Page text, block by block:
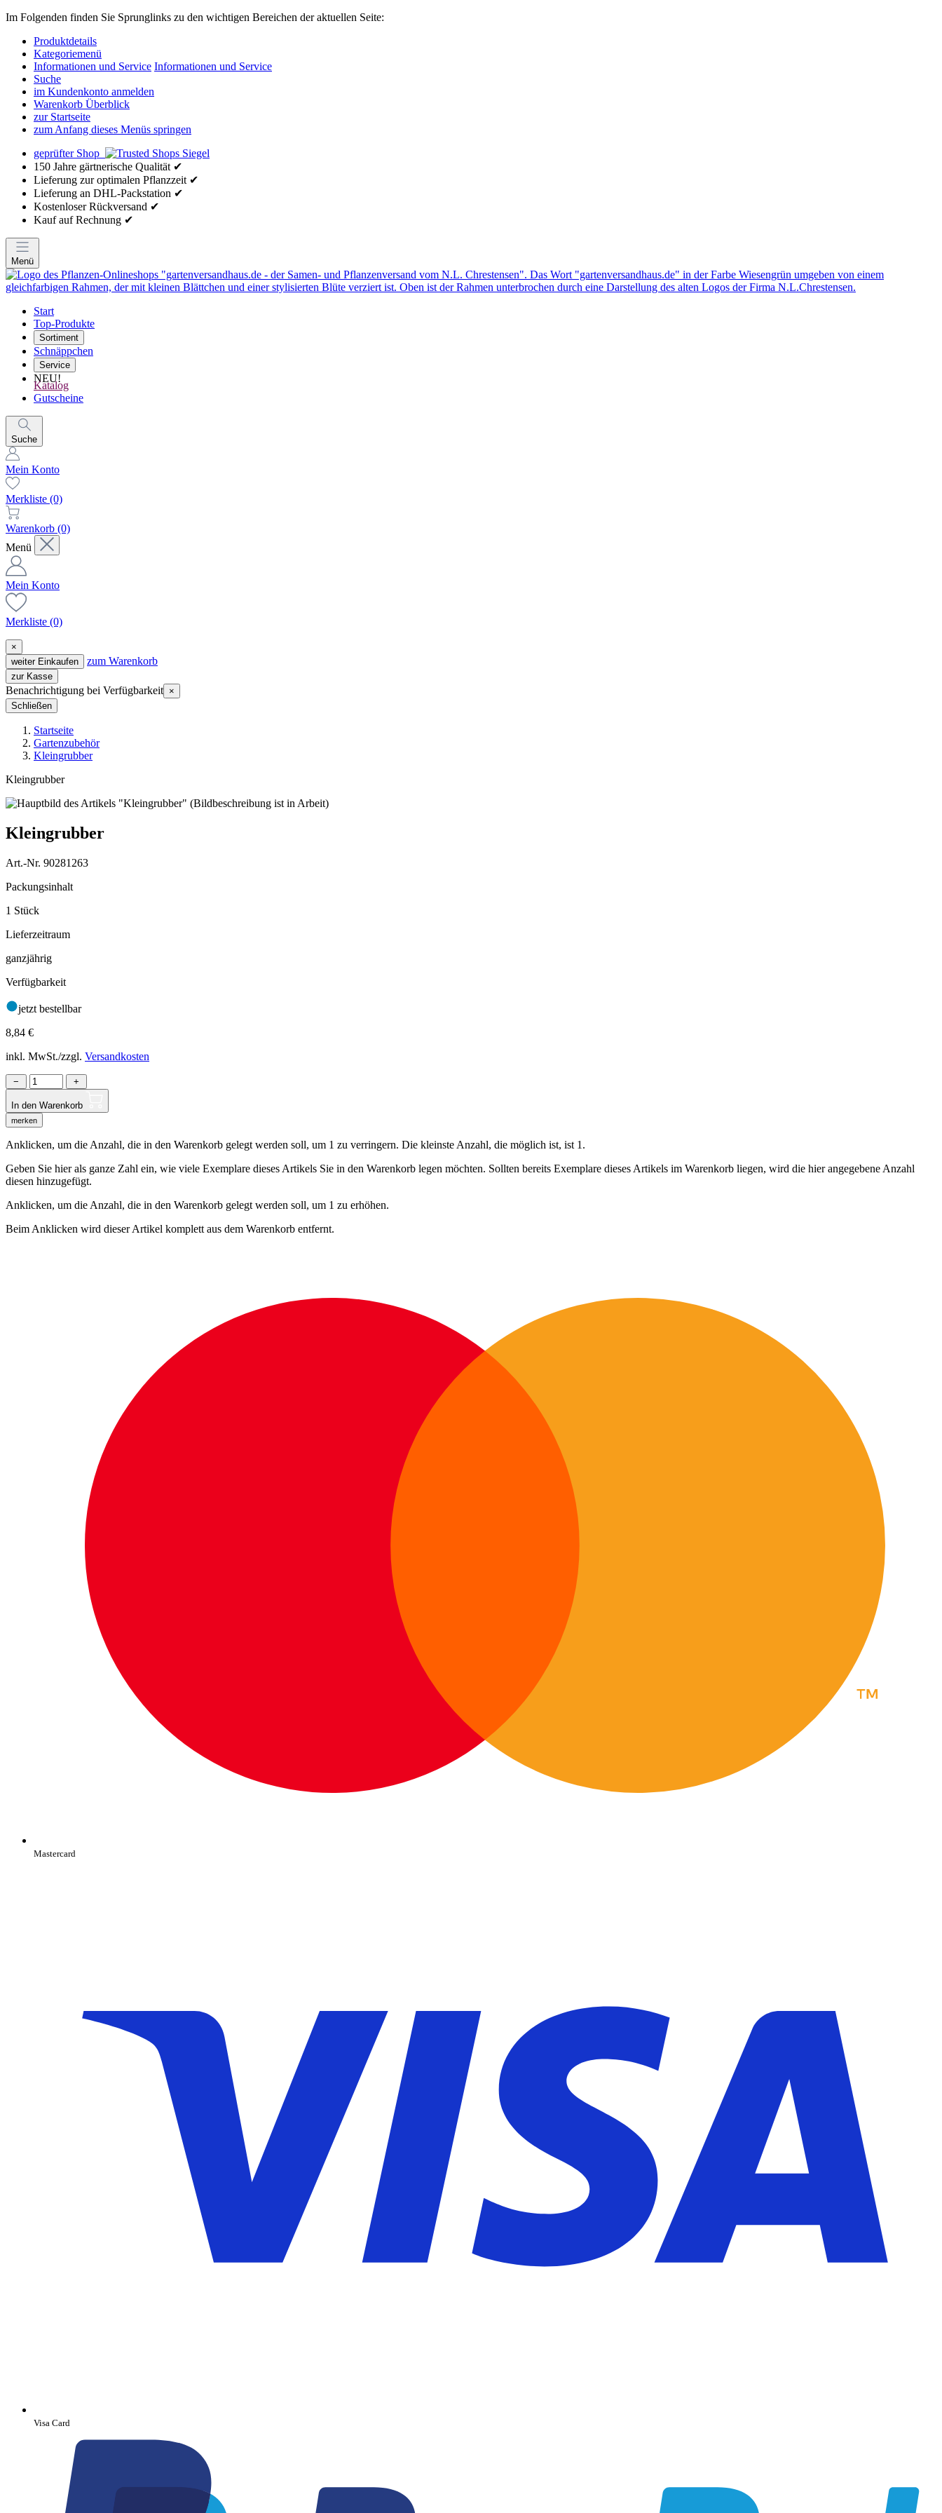
Im Folgenden finden Sie Sprunglinks zu den wichtigen Bereichen der aktuellen Seite:
Produktdetails
Kategoriemenü
Informationen und Service Informationen und Service
Suche
im Kundenkonto anmelden
Warenkorb Überblick
zur Startseite
zum Anfang dieses Menüs springen
geprüfter Shop
150 Jahre gärtnerische Qualität ✔
Lieferung zur optimalen Pflanzzeit ✔
Lieferung an DHL-Packstation ✔
Kostenloser Rückversand ✔
Kauf auf Rechnung ✔
Menü
Start
Top-Produkte
Sortiment
Schnäppchen
Service
NEU!
Katalog
Gutscheine
Suche
Mein Konto
Merkliste (0)
Warenkorb (0)
Menü
Mein Konto
Merkliste (0)
×
weiter Einkaufen
zum Warenkorb
zur Kasse
Benachrichtigung bei Verfügbarkeit ×
Schließen
Startseite
Gartenzubehör
Kleingrubber
Kleingrubber
Kleingrubber
Art.-Nr. 90281263
Packungsinhalt
1 Stück
Lieferzeitraum
ganzjährig
Verfügbarkeit
jetzt bestellbar
8,84 €
inkl. MwSt./zzgl. Versandkosten
− +
In den Warenkorb
merken
Anklicken, um die Anzahl, die in den Warenkorb gelegt werden soll, um 1 zu verringern. Die kleinste Anzahl, die möglich ist, ist 1.
Geben Sie hier als ganze Zahl ein, wie viele Exemplare dieses Artikels Sie in den Warenkorb legen möchten. Sollten bereits Exemplare dieses Artikels im Warenkorb liegen, wird die hier angegebene Anzahl
diesen hinzugefügt.
Anklicken, um die Anzahl, die in den Warenkorb gelegt werden soll, um 1 zu erhöhen.
Beim Anklicken wird dieser Artikel komplett aus dem Warenkorb entfernt.
Mastercard
Visa Card